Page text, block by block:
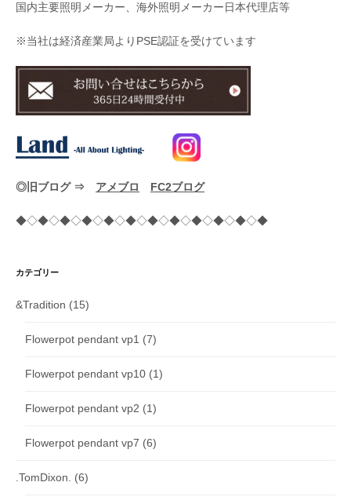
国内主要照明メーカー、海外照明メーカー日本代理店等
※当社は経済産業局よりPSE認証を受けています
◎旧ブログ ⇒ アメブロ FC2ブログ
◆◇◆◇◆◇◆◇◆◇◆◇◆◇◆◇◆◇◆◇◆◇◆
カテゴリー
&Tradition (15)
Flowerpot pendant vp1 (7)
Flowerpot pendant vp10 (1)
Flowerpot pendant vp2 (1)
Flowerpot pendant vp7 (6)
.TomDixon. (6)